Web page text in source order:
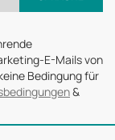
E-Mails von
Bedingung für
&